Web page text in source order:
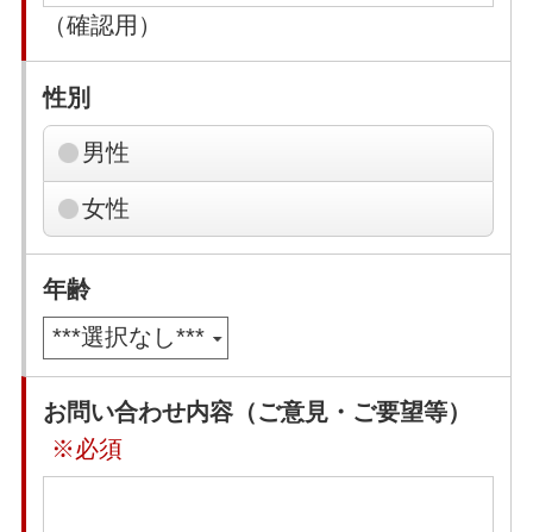
（確認用）
性別
男性
女性
年齢
お問い合わせ内容（ご意見・ご要望等）
※必須